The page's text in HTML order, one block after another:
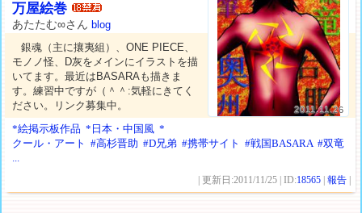
2011.11.26
万屋絵巻
あたたむ∞さんblog
銀魂（主に攘夷組）、ONE PIECE、
モノノ怪、D灰をメインにイラストを描
いてます。最近はBASARAも描きま
す。練習中ですが（＾＾:気軽にきてく
ださい。リンク募集中。
*絵掲示板作品 *日本・中国風 *
クール・アート
#高杉晋助 #D兄弟 #携帯サイト #戦国BASARA #双竜
...
| 更新日:2011/11/25 | ID:18565 |報告